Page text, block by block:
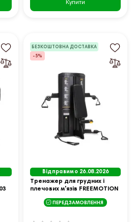
Купити
БЕЗКОШТОВНА ДОСТАВКА
-5%
Відправимо 26.08.2026
Тренажер для грудних і
плечових м'язів FREEMOTION
ПЕРЕДЗАМОВЛЕННЯ